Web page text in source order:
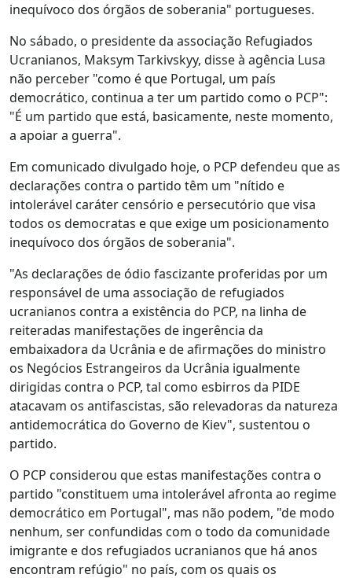
inequívoco dos órgãos de soberania" portugueses.
No sábado, o presidente da associação Refugiados
Ucranianos, Maksym Tarkivskyy, disse à agência Lusa
não perceber "como é que Portugal, um país
democrático, continua a ter um partido como o PCP":
"É um partido que está, basicamente, neste momento,
a apoiar a guerra".
Em comunicado divulgado hoje, o PCP defendeu que as
declarações contra o partido têm um "nítido e
intolerável caráter censório e persecutório que visa
todos os democratas e que exige um posicionamento
inequívoco dos órgãos de soberania".
"As declarações de ódio fascizante proferidas por um
responsável de uma associação de refugiados
ucranianos contra a existência do PCP, na linha de
reiteradas manifestações de ingerência da
embaixadora da Ucrânia e de afirmações do ministro
os Negócios Estrangeiros da Ucrânia igualmente
dirigidas contra o PCP, tal como esbirros da PIDE
atacavam os antifascistas, são relevadoras da natureza
antidemocrática do Governo de Kiev", sustentou o
partido.
O PCP considerou que estas manifestações contra o
partido "constituem uma intolerável afronta ao regime
democrático em Portugal", mas não podem, "de modo
nenhum, ser confundidas com o todo da comunidade
imigrante e dos refugiados ucranianos que há anos
encontram refúgio" no país, com os quais os